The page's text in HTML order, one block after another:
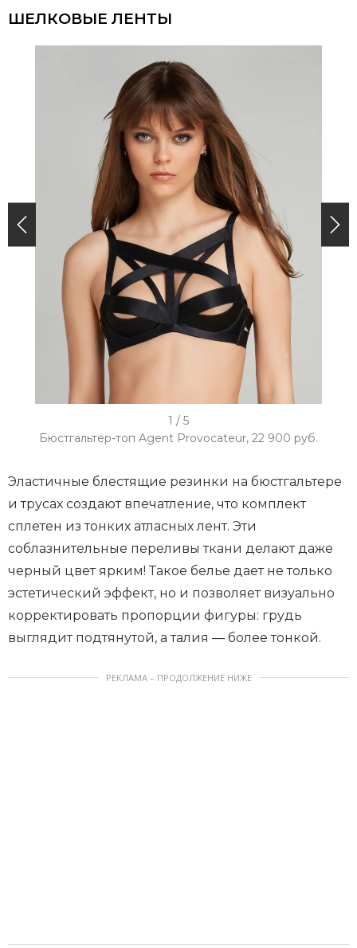
ШЕЛКОВЫЕ ЛЕНТЫ
m
1
o
f
5
1 / 5
Бюстгальтер-топ Agent Provocateur, 22 900 руб.
Эластичные блестящие резинки на бюстгальтере
и трусах создают впечатление, что комплект
сплетен из тонких атласных лент. Эти
соблазнительные переливы ткани делают даже
черный цвет ярким! Такое белье дает не только
эстетический эффект, но и позволяет визуально
корректировать пропорции фигуры: грудь
выглядит подтянутой, а талия — более тонкой.
РЕКЛАМА – ПРОДОЛЖЕНИЕ НИЖЕ